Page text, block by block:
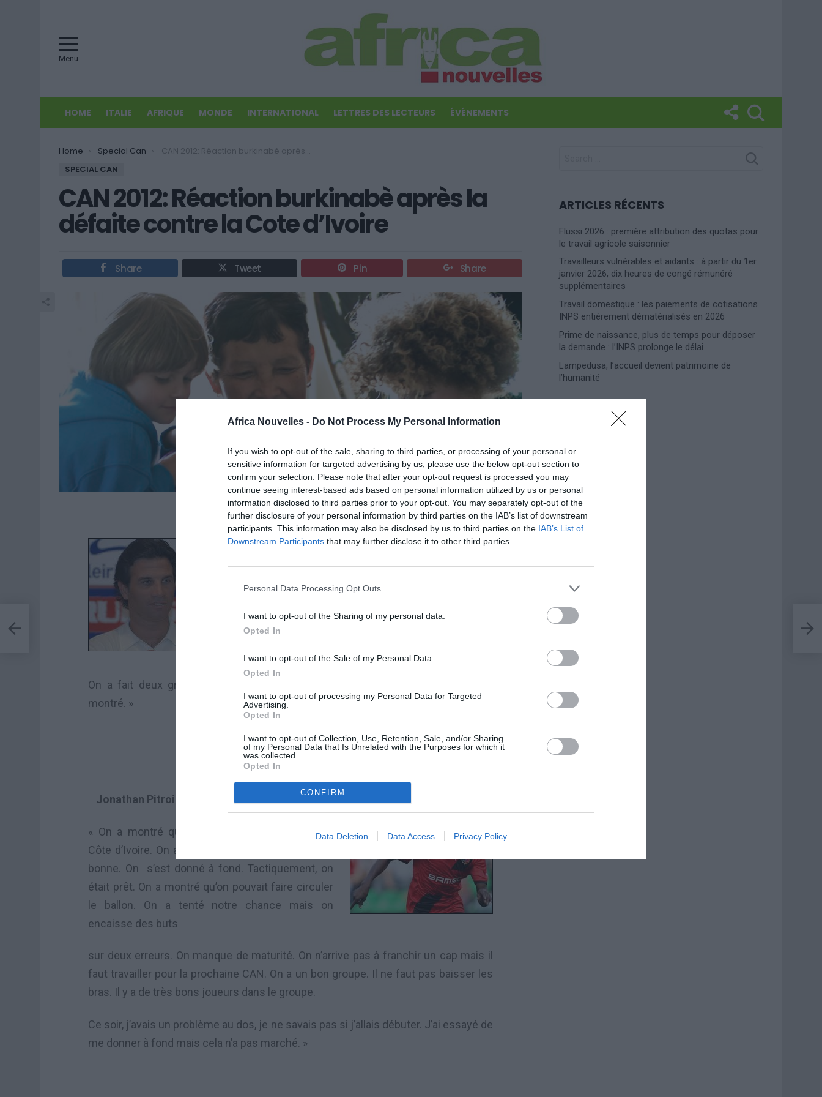
Africa Nouvelles - Do Not Process My Personal Information
If you wish to opt-out of the sale, sharing to third parties, or processing of your personal or
sensitive information for targeted advertising by us, please use the below opt-out section to
confirm your selection. Please note that after your opt-out request is processed you may
continue seeing interest-based ads based on personal information utilized by us or personal
information disclosed to third parties prior to your opt-out. You may separately opt-out of the
further disclosure of your personal information by third parties on the IAB’s list of downstream
participants. This information may also be disclosed by us to third parties on the IAB’s List of
Downstream Participants that may further disclose it to other third parties.
Personal Data Processing Opt Outs
I want to opt-out of the Sharing of my personal data.
Opted In
I want to opt-out of the Sale of my Personal Data.
Opted In
I want to opt-out of processing my Personal Data for Targeted
Advertising.
Opted In
I want to opt-out of Collection, Use, Retention, Sale, and/or Sharing
of my Personal Data that Is Unrelated with the Purposes for which it
was collected.
Opted In
CONFIRM
Data Deletion Data Access Privacy Policy
Menu
HOME ITALIE AFRIQUE MONDE INTERNATIONAL LETTRES DES LECTEURS ÉVÉNEMENTS
You are here:
Home Special Can
CAN 2012: Réaction burkinabè après la défaite contre la Cote d’Ivoire
SPECIAL CAN
CAN 2012: Réaction burkinabè après la
défaite contre la Cote d’Ivoire
Share Tweet Pin Share
Paulo Duarte (entraîneur du Burkina Faso)
contre une grande équipe. On a contrôlé le
match et on est le vainqueur moral mais on
perd sur une erreur défensive et un but
contre notre camp.
On a fait deux grands matches mais on a zéro point. La Côte d’Ivoire n’a rien
montré. »
Jonathan Pitroipa ( attaquant du Burkina Faso)
« On a montré que l’on pouvait rivaliser avec la
Côte d’Ivoire. On a perdu mais notre attitude était
bonne. On s’est donné à fond. Tactiquement, on
était prêt. On a montré qu’on pouvait faire circuler
le ballon. On a tenté notre chance mais on
encaisse des buts
sur deux erreurs. On manque de maturité. On n’arrive pas à franchir un cap mais il
faut travailler pour la prochaine CAN. On a un bon groupe. Il ne faut pas baisser les
bras. Il y a de très bons joueurs dans le groupe.
Ce soir, j’avais un problème au dos, je ne savais pas si j’allais débuter. J’ai essayé de
me donner à fond mais cela n’a pas marché. »
ARTICLES RÉCENTS
Flussi 2026 : première attribution des quotas pour
le travail agricole saisonnier
Travailleurs vulnérables et aidants : à partir du 1er
janvier 2026, dix heures de congé rémunéré
supplémentaires
Travail domestique : les paiements de cotisations
INPS entièrement dématérialisés en 2026
Prime de naissance, plus de temps pour déposer
la demande : l’INPS prolonge le délai
Lampedusa, l’accueil devient patrimoine de
l’humanité
Photoshoot Paris